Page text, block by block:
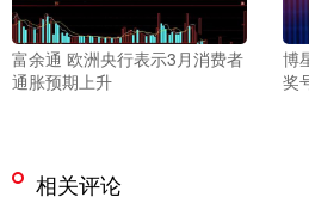
富余通 欧洲央行表示3月消费者
通胀预期上升
博
奖
相关评论